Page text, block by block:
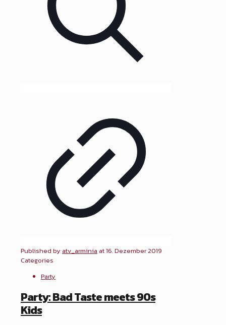
Published by atv_arminia at16. Dezember 2019
Categories
Party
Party: Bad Taste meets 90s
Kids